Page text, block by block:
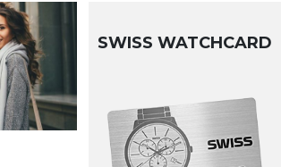
SWISS WATCHCARD